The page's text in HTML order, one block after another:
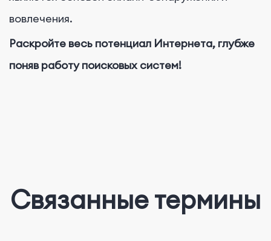
вовлечения.
Раскройте весь потенциал Интернета, глубже
поняв работу поисковых систем!
Связанные термины